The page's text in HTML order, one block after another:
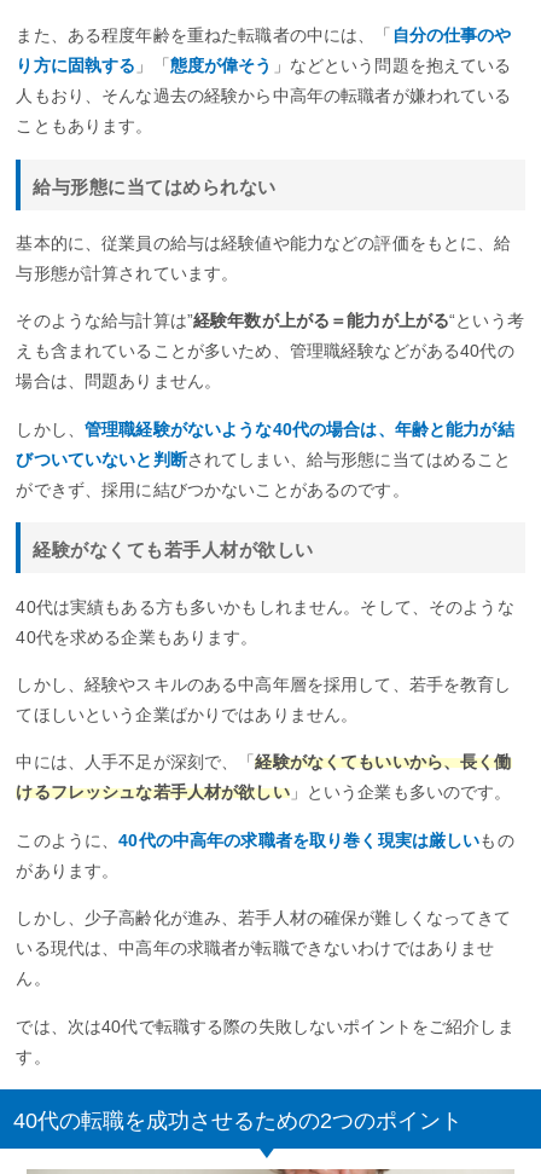
また、ある程度年齢を重ねた転職者の中には、「 自分の仕事のや
り方に固執する 」「 態度が偉そう 」などという問題を抱えている
人もおり、そんな過去の経験から中高年の転職者が嫌われている
こともあります。
給与形態に当てはめられない
基本的に、従業員の給与は経験値や能力などの評価をもとに、給
与形態が計算されています。
そのような給与計算は”経験年数が上がる＝能力が上がる“という考
えも含まれていることが多いため、管理職経験などがある40代の
場合は、問題ありません。
しかし、管理職経験がないような40代の場合は、年齢と能力が結
びついていないと判断されてしまい、給与形態に当てはめること
ができず、採用に結びつかないことがあるのです。
経験がなくても若手人材が欲しい
40代は実績もある方も多いかもしれません。そして、そのような
40代を求める企業もあります。
しかし、経験やスキルのある中高年層を採用して、若手を教育し
てほしいという企業ばかりではありません。
中には、人手不足が深刻で、「経験がなくてもいいから、長く働
けるフレッシュな若手人材が欲しい」という企業も多いのです。
このように、40代の中高年の求職者を取り巻く現実は厳しいもの
があります。
しかし、少子高齢化が進み、若手人材の確保が難しくなってきて
いる現代は、中高年の求職者が転職できないわけではありませ
ん。
では、次は40代で転職する際の失敗しないポイントをご紹介しま
す。
40代の転職を成功させるための2つのポイント